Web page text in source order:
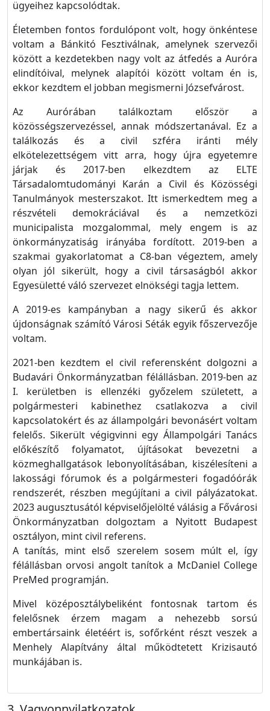
ügyeihez kapcsolódtak.
Életemben fontos fordulópont volt, hogy önkéntese
voltam a Bánkitó Fesztiválnak, amelynek szervezői
között a kezdetekben nagy volt az átfedés a Auróra
elindítóival, melynek alapítói között voltam én is,
ekkor kezdtem el jobban megismerni Józsefvárost.
Az Aurórában találkoztam először a
közösségszervezéssel, annak módszertanával. Ez a
találkozás és a civil szféra iránti mély
elkötelezettségem vitt arra, hogy újra egyetemre
járjak és 2017-ben elkezdtem az ELTE
Társadalomtudományi Karán a Civil és Közösségi
Tanulmányok mesterszakot. Itt ismerkedtem meg a
részvételi demokráciával és a nemzetközi
municipalista mozgalommal, mely engem is az
önkormányzatiság irányába fordított. 2019-ben a
szakmai gyakorlatomat a C8-ban végeztem, amely
olyan jól sikerült, hogy a civil társaságból akkor
Egyesületté váló szervezet elnökségi tagja lettem.
A 2019-es kampányban a nagy sikerű és akkor
újdonságnak számító Városi Séták egyik főszervezője
voltam.
2021-ben kezdtem el civil referensként dolgozni a
Budavári Önkormányzatban félállásban. 2019-ben az
I. kerületben is ellenzéki győzelem született, a
polgármesteri kabinethez csatlakozva a civil
kapcsolatokért és az állampolgári bevonásért voltam
felelős. Sikerült végigvinni egy Állampolgári Tanács
előkészítő folyamatot, újításokat bevezetni a
közmeghallgatások lebonyolításában, kiszélesíteni a
lakossági fórumok és a polgármesteri fogadóórák
rendszerét, részben megújítani a civil pályázatokat.
2023 augusztusától képviselőjelölté válásig a Fővárosi
Önkormányzatban dolgoztam a Nyitott Budapest
osztályon, mint civil referens.
A tanítás, mint első szerelem sosem múlt el, így
félállásban orvosi angolt tanítok a McDaniel College
PreMed programján.
Mivel középosztálybeliként fontosnak tartom és
felelősnek érzem magam a nehezebb sorsú
embertársaink életéért is, sofőrként részt veszek a
Menhely Alapítvány által működtetett Krizisautó
munkájában is.